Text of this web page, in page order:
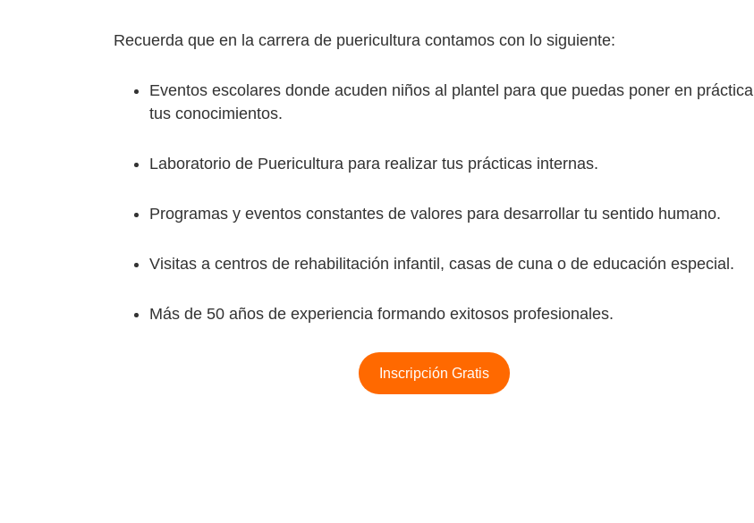
Recuerda que en la carrera de puericultura contamos con lo siguiente:
Eventos escolares donde acuden niños al plantel para que puedas poner en práctica
tus conocimientos.
Laboratorio de Puericultura para realizar tus prácticas internas.
Programas y eventos constantes de valores para desarrollar tu sentido humano.
Visitas a centros de rehabilitación infantil, casas de cuna o de educación especial.
Más de 50 años de experiencia formando exitosos profesionales.
Inscripción Gratis